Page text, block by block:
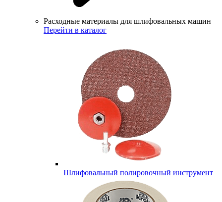
Расходные материалы для шлифовальных машин
Перейти в каталог
Шлифовальный полировочный инструмент